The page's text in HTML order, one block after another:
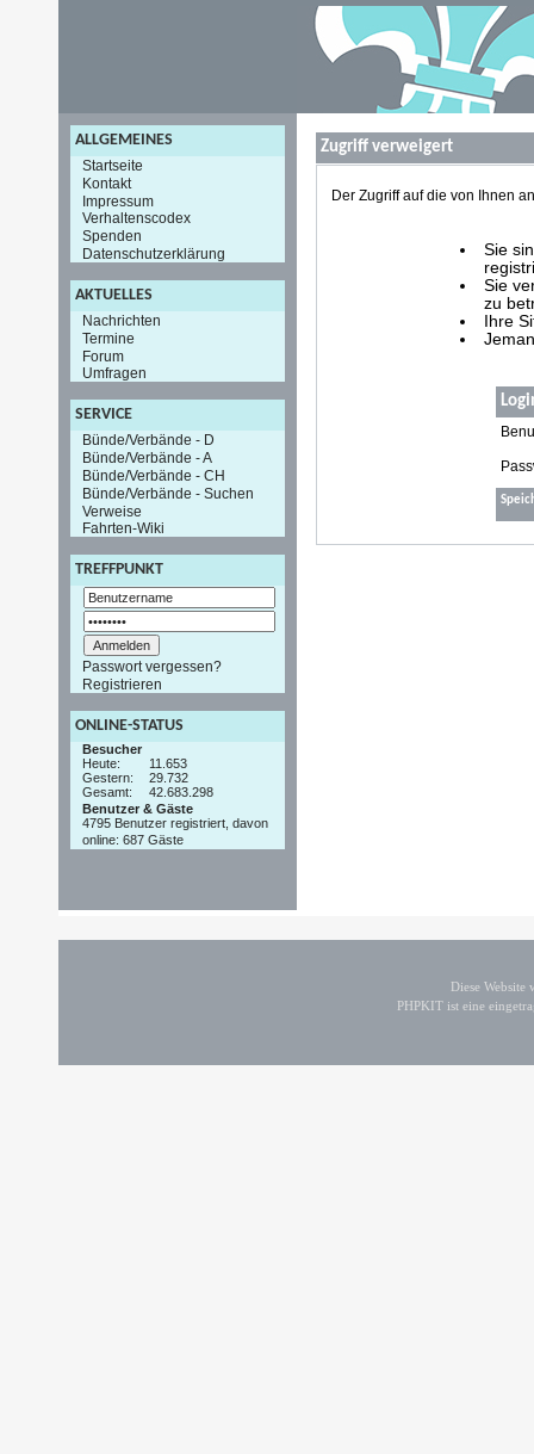
ALLGEMEINES
Startseite
Kontakt
Impressum
Verhaltenscodex
Spenden
Datenschutzerklärung
AKTUELLES
Nachrichten
Termine
Forum
Umfragen
SERVICE
Bünde/Verbände - D
Bünde/Verbände - A
Bünde/Verbände - CH
Bünde/Verbände - Suchen
Verweise
Fahrten-Wiki
TREFFPUNKT
Passwort vergessen?
Registrieren
ONLINE-STATUS
Besucher
Heute:
11.653
Gestern:
29.732
Gesamt:
42.683.298
Benutzer & Gäste
4795 Benutzer registriert, davon
online: 687 Gäste
Zugriff verweigert
Der Zugriff auf die von Ihnen
Sie
Sie
zu
Ihre
Diese
PHPKIT ist eine